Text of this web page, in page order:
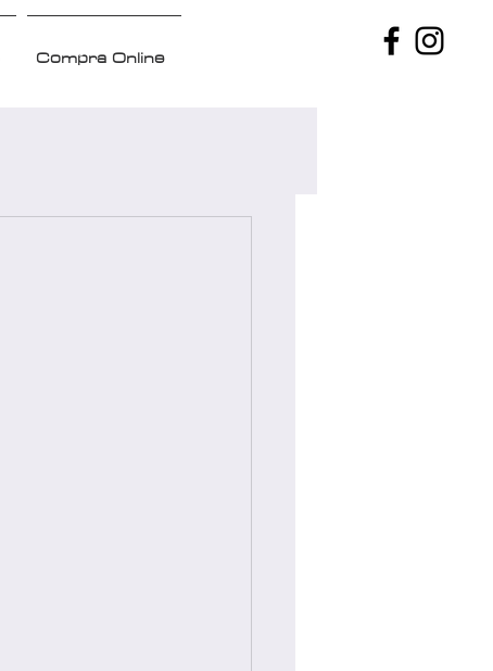
Compra Online